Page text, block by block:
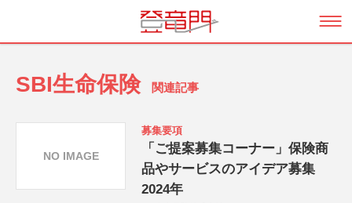
SBI生命保険 関連記事
募集要項
「ご提案募集コーナー」保険商
品やサービスのアイデア募集
2024年
NO IMAGE